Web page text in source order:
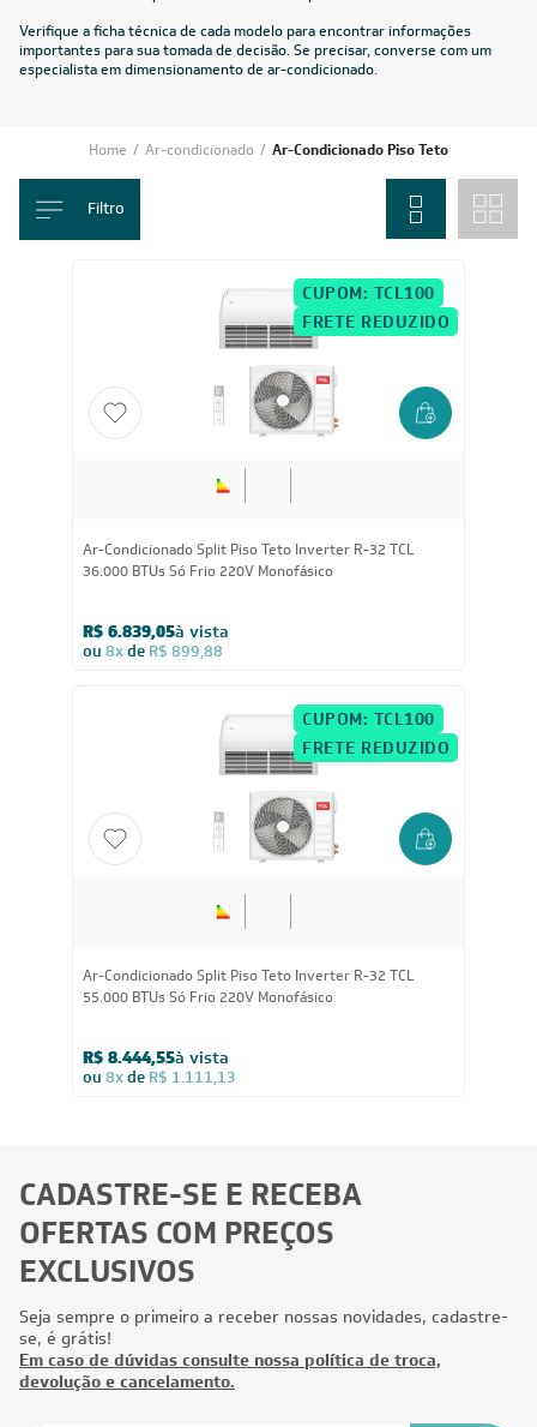
Verifique a ficha técnica de cada modelo para encontrar informações
importantes para sua tomada de decisão. Se precisar, converse com um
especialista em dimensionamento de ar-condicionado.
Home / Ar-condicionado / Ar-Condicionado Piso Teto
Filtro
CUPOM: TCL100
FRETE REDUZIDO
Ar-Condicionado Split Piso Teto Inverter R-32 TCL
36.000 BTUs Só Frio 220V Monofásico
R$ 6.839,05à vista
ou 8xde R$ 899,88
CUPOM: TCL100
FRETE REDUZIDO
Ar-Condicionado Split Piso Teto Inverter R-32 TCL
55.000 BTUs Só Frio 220V Monofásico
R$ 8.444,55à vista
ou 8xde R$ 1.111,13
CADASTRE-SE E RECEBA
OFERTAS COM PREÇOS
EXCLUSIVOS
Seja sempre o primeiro a receber nossas novidades, cadastre-
se, é grátis!
Em caso de dúvidas consulte nossa política de troca,
devolução e cancelamento.